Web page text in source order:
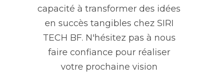
capacité à transformer des idées
en succès tangibles chez SIRI
TECH BF. N'hésitez pas à nous
faire confiance pour réaliser
votre prochaine vision